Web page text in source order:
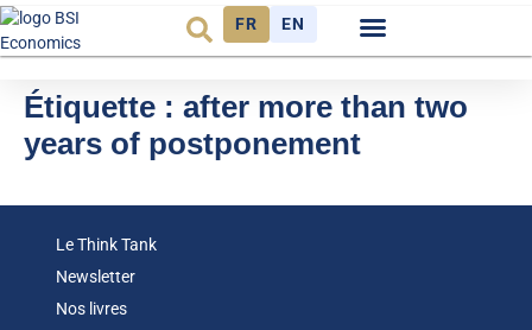
FR EN
Étiquette : after more than two
years of postponement
Le Think Tank
Newsletter
Nos livres